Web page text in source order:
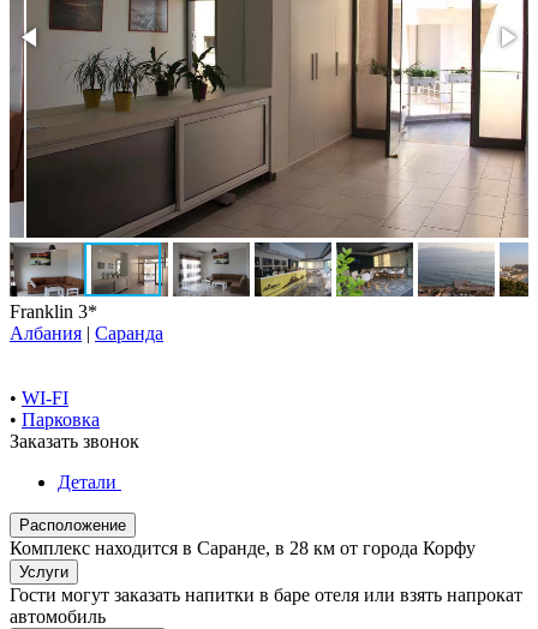
Franklin 3*
Албания | Саранда
• WI-FI
• Парковка
Заказать звонок
Детали
Расположение
Комплекс находится в Саранде, в 28 км от города Корфу
Услуги
Гости могут заказать напитки в баре отеля или взять напрокат
автомобиль